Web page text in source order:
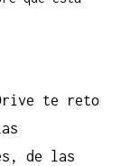
te reto
de las